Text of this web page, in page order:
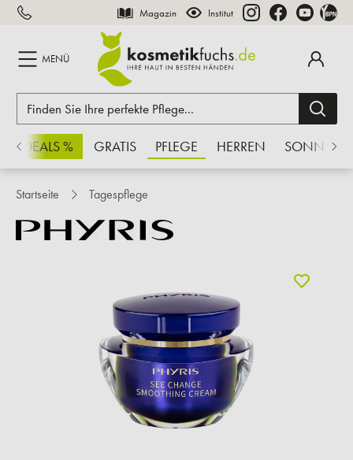
springen Magazin Institut
MENÜ
% GRATIS PFLEGE HERREN SONNE
Startseite Tagespflege